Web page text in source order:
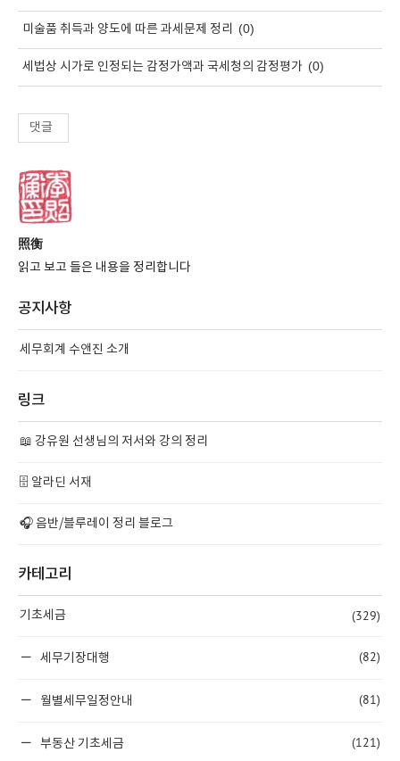
미술품 취득과 양도에 따른 과세문제 정리 (0)
세법상 시가로 인정되는 감정가액과 국세청의 감정평가 (0)
댓글
照衡
읽고 보고 들은 내용을 정리합니다
공지사항
세무회계 수앤진 소개
링크
📖 강유원 선생님의 저서와 강의 정리
🗄️ 알라딘 서재
🎧 음반/블루레이 정리 블로그
카테고리
기초세금 (329)
세무기장대행 (82)
월별세무일정안내 (81)
부동산 기초세금 (121)